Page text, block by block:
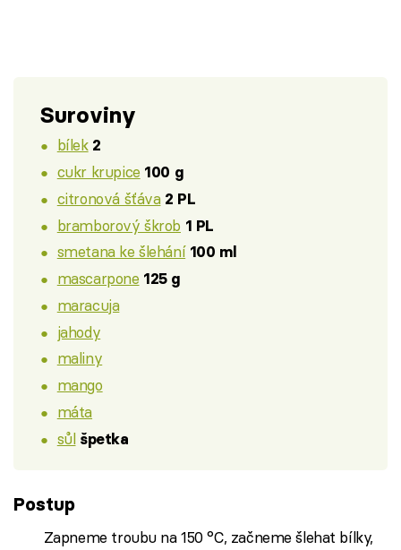
Suroviny
bílek 2
cukr krupice 100 g
citronová šťáva 2 PL
bramborový škrob 1 PL
smetana ke šlehání 100 ml
mascarpone 125 g
maracuja
jahody
maliny
mango
máta
sůl špetka
Postup
Zapneme troubu na 150 °C, začneme šlehat bílky,